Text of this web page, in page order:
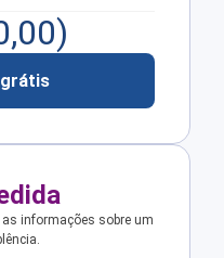
)
informações sobre um